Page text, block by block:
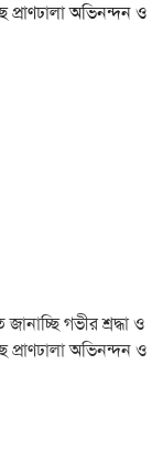
অভিনন্দন ও
গভীর শ্রদ্ধা ও
অভিনন্দন ও